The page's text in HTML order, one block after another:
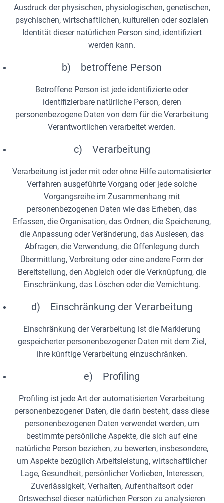
Ausdruck der physischen, physiologischen, genetischen,
psychischen, wirtschaftlichen, kulturellen oder sozialen
Identität dieser natürlichen Person sind, identifiziert
werden kann.
b) betroffene Person
Betroffene Person ist jede identifizierte oder
identifizierbare natürliche Person, deren
personenbezogene Daten von dem für die Verarbeitung
Verantwortlichen verarbeitet werden.
c) Verarbeitung
Verarbeitung ist jeder mit oder ohne Hilfe automatisierter
Verfahren ausgeführte Vorgang oder jede solche
Vorgangsreihe im Zusammenhang mit
personenbezogenen Daten wie das Erheben, das
Erfassen, die Organisation, das Ordnen, die Speicherung,
die Anpassung oder Veränderung, das Auslesen, das
Abfragen, die Verwendung, die Offenlegung durch
Übermittlung, Verbreitung oder eine andere Form der
Bereitstellung, den Abgleich oder die Verknüpfung, die
Einschränkung, das Löschen oder die Vernichtung.
d) Einschränkung der Verarbeitung
Einschränkung der Verarbeitung ist die Markierung
gespeicherter personenbezogener Daten mit dem Ziel,
ihre künftige Verarbeitung einzuschränken.
e) Profiling
Profiling ist jede Art der automatisierten Verarbeitung
personenbezogener Daten, die darin besteht, dass diese
personenbezogenen Daten verwendet werden, um
bestimmte persönliche Aspekte, die sich auf eine
natürliche Person beziehen, zu bewerten, insbesondere,
um Aspekte bezüglich Arbeitsleistung, wirtschaftlicher
Lage, Gesundheit, persönlicher Vorlieben, Interessen,
Zuverlässigkeit, Verhalten, Aufenthaltsort oder
Ortswechsel dieser natürlichen Person zu analysieren